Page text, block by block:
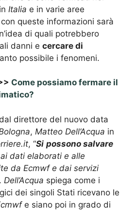
Italia e in varie aree
queste informazioni sarà
di quali potrebbero
danni e cercare di
possibile i fenomeni.
Come possiamo fermare il
direttore del nuovo data
, Matteo Dell’Acqua in
, “Si possono salvare
dati elaborati e alle
da Ecmwf e dai servizi
Dell’Acqua spiega come i
dei singoli Stati ricevano le
e siano poi in grado di